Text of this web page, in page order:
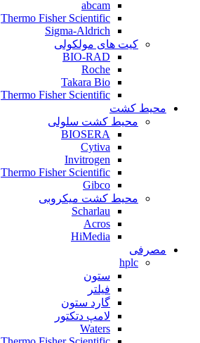
abcam
Thermo Fisher Scientific
Sigma-Aldrich
کیت‌ های مولکولی
BIO-RAD
Roche
Takara Bio
Thermo Fisher Scientific
محیط کشت
محیط کشت سلولی
BIOSERA
Cytiva
Invitrogen
Thermo Fisher Scientific
Gibco
محیط کشت میکروبی
Scharlau
Acros
HiMedia
مصرفی
hplc
ستون
فیلتر
گارد ستون
لامپ دتکتور
Waters